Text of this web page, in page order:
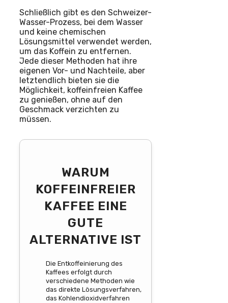
Schließlich gibt es den Schweizer-
Wasser-Prozess, bei dem Wasser
und keine chemischen
Lösungsmittel verwendet werden,
um das Koffein zu entfernen.
Jede dieser Methoden hat ihre
eigenen Vor- und Nachteile, aber
letztendlich bieten sie die
Möglichkeit, koffeinfreien Kaffee
zu genießen, ohne auf den
Geschmack verzichten zu
müssen.
WARUM
KOFFEINFREIER
KAFFEE EINE
GUTE
ALTERNATIVE IST
Die Entkoffeinierung des
Kaffees erfolgt durch
verschiedene Methoden wie
das direkte Lösungsverfahren,
das Kohlendioxidverfahren